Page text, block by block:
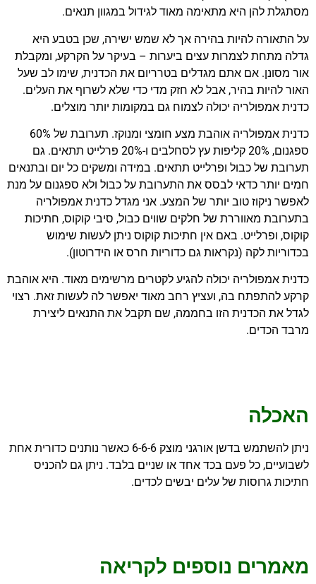
מסתגלת להן היא מתאימה מאוד לגידול במגוון תנאים.
על התאורה להיות בהירה אך לא שמש ישירה, שכן בטבע היא
גדלה מתחת לצמרות עצים ביערות – בעיקר על הקרקע, ומקבלת
אור מסונן. אם אתם מגדלים בטרריום את הכדנית, שימו לב שעל
האור להיות בהיר, אבל לא חזק מדי כדי שלא לשרוף את העלים.
כדנית אמפולריה יכולה לצמוח גם במקומות יותר מוצלים.
כדנית אמפולריה אוהבת מצע חומצי ומנוקז. תערובת של 60%
ספגנום, 20% קליפות עץ לסחלבים ו-20% פרלייט תתאים. גם
תערובת של כבול ופרלייט תתאים. במידה ומשקים כל יום ובתנאים
חמים יותר כדאי לבסס את התערובת על כבול ולא ספגנום על מנת
לאפשר ניקוז טוב יותר של המצע. אני מגדל כדנית אמפולריה
בתערובת מאווררת של חלקים שווים כבול, סיבי קוקוס, חתיכות
קוקוס, ופרלייט. באם אין חתיכות קוקוס ניתן לעשות שימוש
בכדוריות לקה (נקראות גם כדוריות חרס או הידרוטון).
כדנית אמפולריה יכולה להגיע לקטרים מרשימים מאוד. היא אוהבת
קרקע להתפתח בה, ועציץ רחב מאוד יאפשר לה לעשות זאת. רצוי
לגדל את הכדנית הזו בחממה, שם תקבל את התנאים ליצירת
מרבד הכדים.
האכלה
ניתן להשתמש בדשן אורגני מוצק 6-6-6 כאשר נותנים כדורית אחת
לשבועיים, כל פעם בכד אחד או שניים בלבד. ניתן גם להכניס
חתיכות גרוסות של עלים יבשים לכדים.
מאמרים נוספים לקריאה